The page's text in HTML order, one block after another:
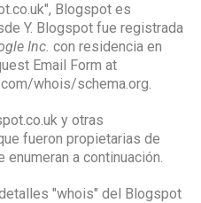
Blogspot es
Y. Blogspot fue registrada
Inc. con residencia en
Email Form at
whois/schema.org.
y otras
fueron propietarias de
a continuación.
"whois" del Blogspot